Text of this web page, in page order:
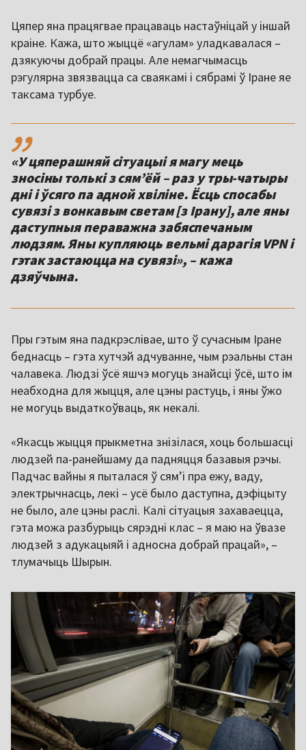
Цяпер яна працягвае працаваць настаўніцай у іншай
краіне. Кажа, што жыццё «агулам» уладкавалася –
дзякуючы добрай працы. Але немагчымасць
рэгулярна звязвацца са сваякамі і сябрамі ў Іране яе
таксама турбуе.
,,
«У цяперашняй сітуацыі я магу мець
зносіны толькі з сямʼёй – раз у тры-чатыры
дні і ўсяго па адной хвіліне. Ёсць спосабы
сувязі з вонкавым светам [з Ірану], але яны
даступныя пераважна забяспечаным
людзям. Яны купляюць вельмі дарагія VPN і
гэтак застаюцца на сувязі», – кажа
дзяўчына.
Пры гэтым яна падкрэслівае, што ў сучасным Іране
беднасць – гэта хутчэй адчуванне, чым рэальны стан
чалавека. Людзі ўсё яшчэ могуць знайсці ўсё, што ім
неабходна для жыцця, але цэны растуць, і яны ўжо
не могуць выдаткоўваць, як некалі.
«Якасць жыцця прыкметна знізілася, хоць большасці
людзей па-ранейшаму да падняцця базавыя рэчы.
Падчас вайны я пыталася ў сямʼі пра ежу, ваду,
электрычнасць, лекі – усё было даступна, дэфіцыту
не было, але цэны раслі. Калі сітуацыя захаваецца,
гэта можа разбурыць сярэдні клас – я маю на ўвазе
людзей з адукацыяй і адносна добрай працай», –
тлумачыць Шырын.